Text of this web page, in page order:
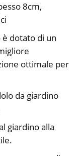
8cm,
è dotato di un
ottimale per
da giardino
giardino alla